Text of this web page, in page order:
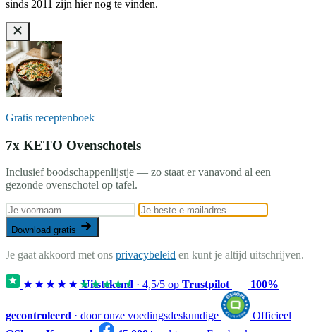
sinds 2011 zijn hier nog te vinden.
Gratis receptenboek
7x KETO Ovenschotels
Inclusief boodschappenlijstje — zo staat er vanavond al een
gezonde ovenschotel op tafel.
Download gratis
Je gaat akkoord met ons privacybeleid en kunt je altijd uitschrijven.
★★★★★★★★★★
Uitstekend · 4,5/5 op Trustpilot 100%
gecontroleerd · door onze voedingsdeskundige
Officieel